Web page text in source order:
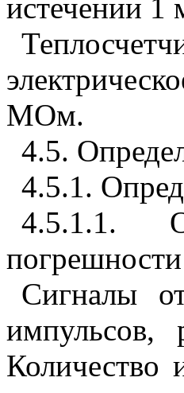
истечении 1
МОм.
4.5.
4.5.1.
4.5.1.1.
Сигналы
импульсов,